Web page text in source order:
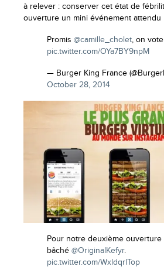
à relever : conserver cet état de
ouverture un mini événement attendu
Promis @camille_cholet, on
pic.twitter.com/OYa7BY9npM
— Burger King France
October 28, 2014
Pour notre deuxième ouverture
bâché @OriginalKefyr.
pic.twitter.com/WxldqrlTop